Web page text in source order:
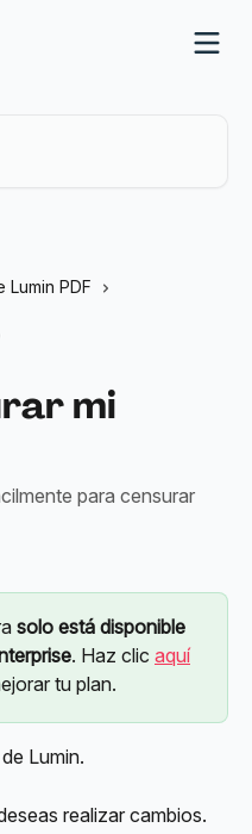
Lumin PDF
mi
para censurar
solo está disponible
. Haz clic aquí
tu plan.
Lumin.
realizar cambios.